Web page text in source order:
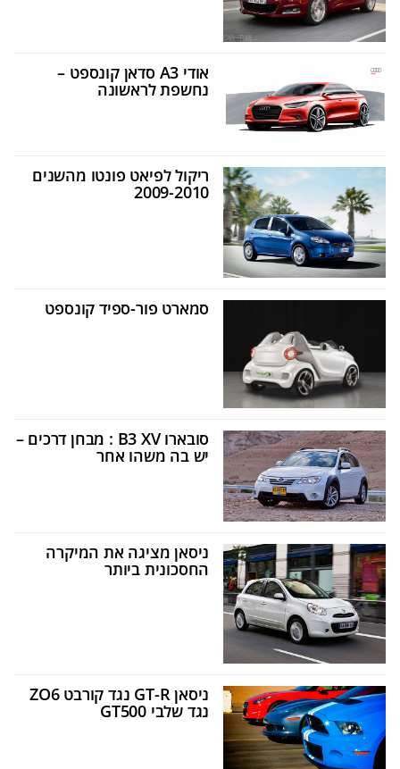
אודי A3 סדאן קונספט –
נחשפת לראשונה
ריקול לפיאט פונטו מהשנים
2009-2010
סמארט פור-ספיד קונספט
סובארו B3 XV : מבחן דרכים –
יש בה משהו אחר
ניסאן מציגה את המיקרה
החסכונית ביותר
ניסאן GT-R נגד קורבט ZO6
נגד שלבי GT500